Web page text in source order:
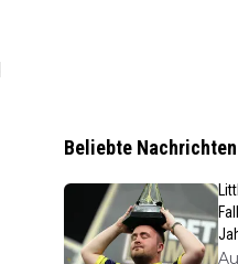
Beliebte Nachrichten